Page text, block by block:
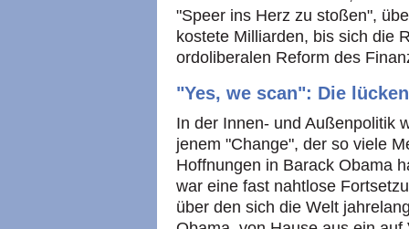
"Speer ins Herz zu stoßen",
kostete Milliarden, bis sich die
ordoliberalen Reform des
"Yes, we scan": Die
In der Innen- und Außenpolitik
jenem "Change", der so viele
Hoffnungen in Barack Obama
war eine fast nahtlose
über den sich die Welt